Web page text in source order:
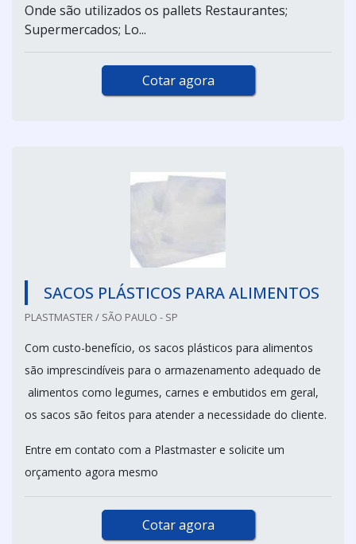
Onde são utilizados os pallets Restaurantes;
Supermercados; Lo...
Cotar agora
SACOS PLÁSTICOS PARA ALIMENTOS
PLASTMASTER / SÃO PAULO - SP
Com custo-benefício, os sacos plásticos para alimentos
são imprescindíveis para o armazenamento adequado de
alimentos como legumes, carnes e embutidos em geral,
os sacos são feitos para atender a necessidade do cliente.
Entre em contato com a Plastmaster e solicite um
orçamento agora mesmo
Cotar agora